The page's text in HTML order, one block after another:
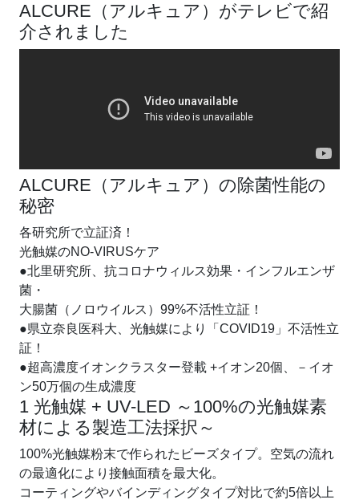
ALCURE（アルキュア）がテレビで紹
介されました
ALCURE（アルキュア）の除菌性能の
秘密
各研究所で立証済！
光触媒のNO-VIRUSケア
●北里研究所、抗コロナウィルス効果・インフルエンザ
菌・
大腸菌（ノロウイルス）99%不活性立証！
●県立奈良医科大、光触媒により「COVID19」不活性立
証！
●超高濃度イオンクラスター登載 +イオン20個、－イオ
ン50万個の生成濃度
1 光触媒 + UV-LED ～100%の光触媒素
材による製造工法採択～
100%光触媒粉末で作られたビーズタイプ。空気の流れ
の最適化により接触面積を最大化。
コーティングやバインディングタイプ対比で約5倍以上